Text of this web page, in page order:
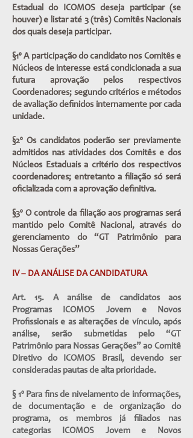
Estadual do ICOMOS deseja participar (se
houver) e listar até 3 (três) Comitês Nacionais
dos quais deseja participar.
§1º A participação do candidato nos Comitês e
Núcleos de interesse está condicionada a sua
futura aprovação pelos respectivos
Coordenadores; segundo critérios e métodos
de avaliação definidos internamente por cada
unidade.
§2º Os candidatos poderão ser previamente
admitidos nas atividades dos Comitês e dos
Núcleos Estaduais a critério dos respectivos
coordenadores; entretanto a filiação só será
oficializada com a aprovação definitiva.
§3º O controle da filiação aos programas será
mantido pelo Comitê Nacional, através do
gerenciamento do “GT Patrimônio para
Nossas Gerações”
IV – DA ANÁLISE DA CANDIDATURA
Art. 15. A análise de candidatos aos
Programas ICOMOS Jovem e Novos
Profissionais e as alterações de vínculo, após
análise, serão submetidas pelo “GT
Patrimônio para Nossas Gerações” ao Comitê
Diretivo do ICOMOS Brasil, devendo ser
consideradas pautas de alta prioridade.
§ 1º Para fins de nivelamento de informações,
de documentação e de organização do
programa, os membros já filiados nas
categorias ICOMOS Jovem e Novos